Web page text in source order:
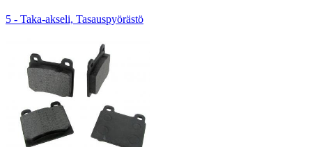
5 - Taka-akseli, Tasauspyörästö